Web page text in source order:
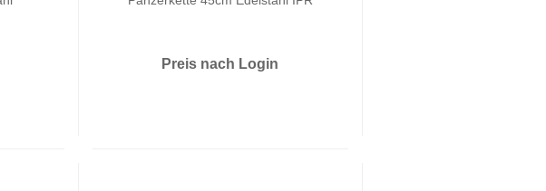
Preis nach Login